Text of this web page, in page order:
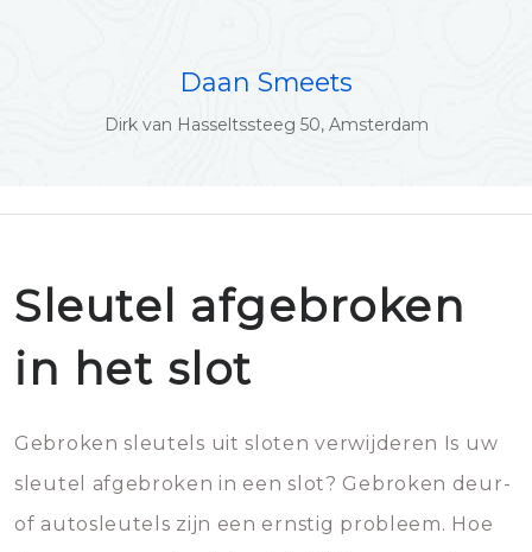
Daan Smeets
Dirk van Hasseltssteeg 50, Amsterdam
Sleutel afgebroken
in het slot
Gebroken sleutels uit sloten verwijderen Is uw
sleutel afgebroken in een slot? Gebroken deur-
of autosleutels zijn een ernstig probleem. Hoe